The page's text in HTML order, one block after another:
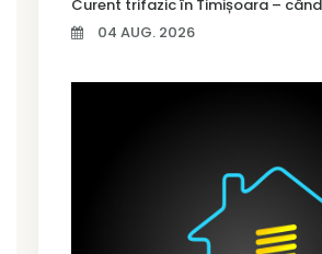
04 AUG. 2026